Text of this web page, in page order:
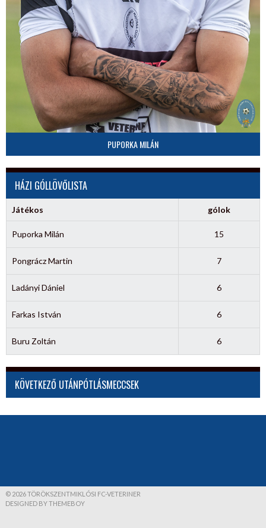
PUPORKA MILÁN
HÁZI GÓLLÖVŐLISTA
Játékos gólok
Puporka Milán 15
Pongrácz Martin 7
Ladányi Dániel 6
Farkas István 6
Buru Zoltán 6
KÖVETKEZŐ UTÁNPÓTLÁSMECCSEK
© 2026 TÖRÖKSZENTMIKLÓSI FC-VETERINER
DESIGNED BY THEMEBOY